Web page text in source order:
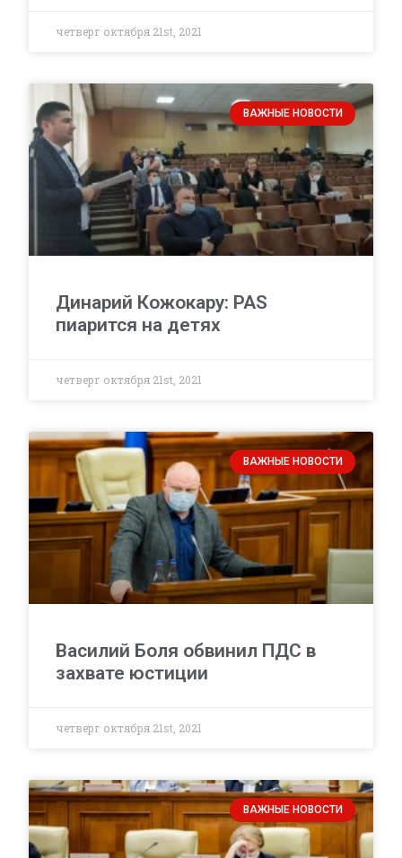
четверг октября 21st, 2021
ВАЖНЫЕ НОВОСТИ
Динарий Кожокару: PAS
пиарится на детях
четверг октября 21st, 2021
ВАЖНЫЕ НОВОСТИ
Василий Боля обвинил ПДС в
захвате юстиции
четверг октября 21st, 2021
ВАЖНЫЕ НОВОСТИ